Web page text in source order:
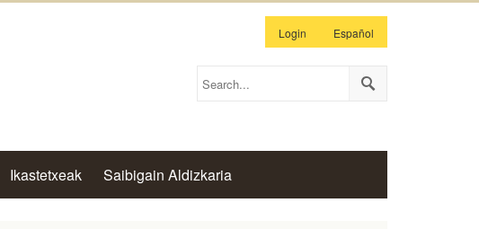
Login Español
Ikastetxeak Saibigain Aldizkaria